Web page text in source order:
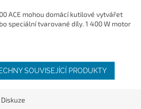
ACE mohou domácí kutilové vytvářet
speciální tvarované díly. 1 400 W motor
SOUVISEJÍCÍ PRODUKTY
Diskuze